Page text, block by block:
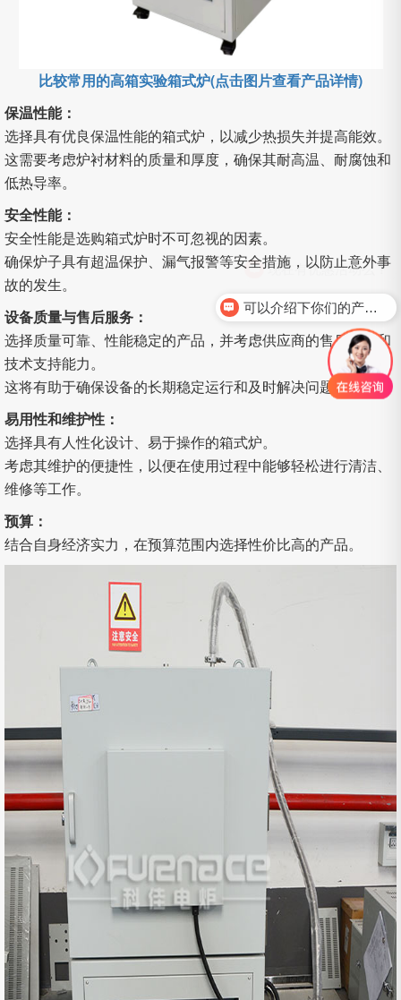
比较常用的高箱实验箱式炉(点击图片查看产品详情)
保温性能：
选择具有优良保温性能的箱式炉，以减少热损失并提高能效。
这需要考虑炉衬材料的质量和厚度，确保其耐高温、耐腐蚀和
低热导率。
安全性能：
安全性能是选购箱式炉时不可忽视的因素。
确保炉子具有超温保护、漏气报警等安全措施，以防止意外事
故的发生。
设备质量与售后服务：
选择质量可靠、性能稳定的产品，并考虑供应商的售后服务和
技术支持能力。
这将有助于确保设备的长期稳定运行和及时解决问题。
易用性和维护性：
选择具有人性化设计、易于操作的箱式炉。
考虑其维护的便捷性，以便在使用过程中能够轻松进行清洁、
维修等工作。
预算：
结合自身经济实力，在预算范围内选择性价比高的产品。
可以介绍下你们的产品么？